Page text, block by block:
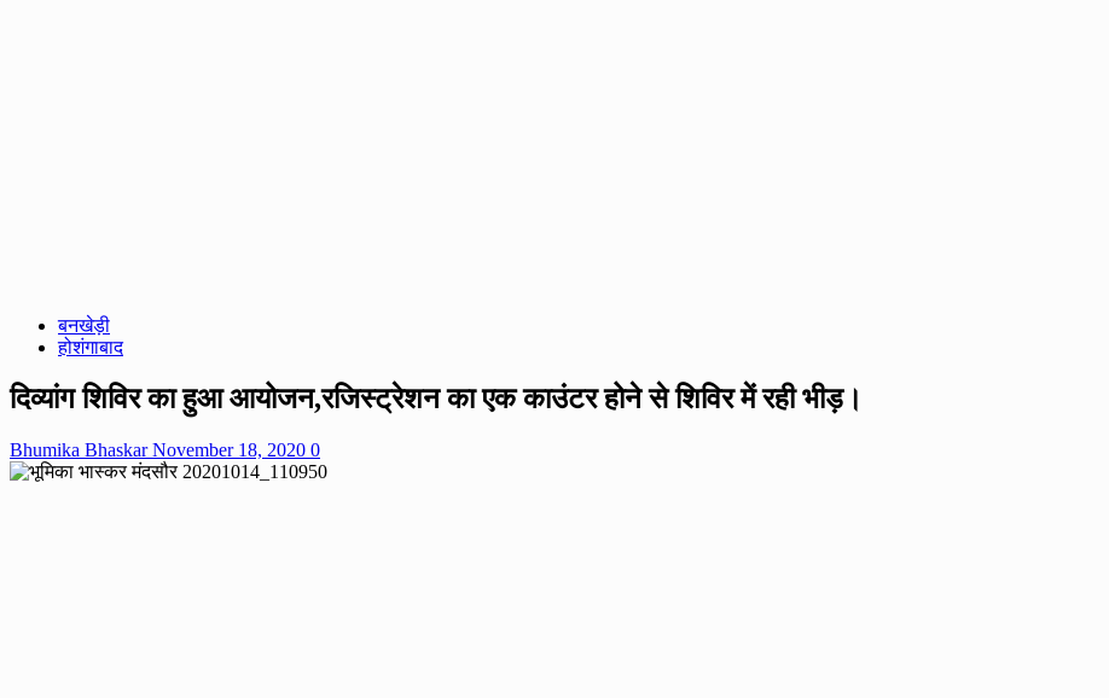
बनखेड़ी
होशंगाबाद
दिव्यांग शिविर का हुआ आयोजन,रजिस्ट्रेशन का एक काउंटर होने से शिविर में रही भीड़।
Bhumika BhaskarNovember 18, 2020 0